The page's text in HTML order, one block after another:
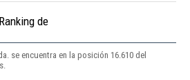
de
se encuentra en la posición 16.610 del